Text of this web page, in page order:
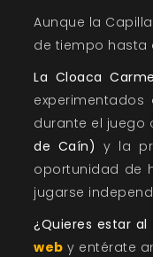
Aunque la
de tiempo hasta
La Cloaca
durante el juego
de Caín) y la
oportunidad de
jugarse
¿Quieres estar
web y entérate